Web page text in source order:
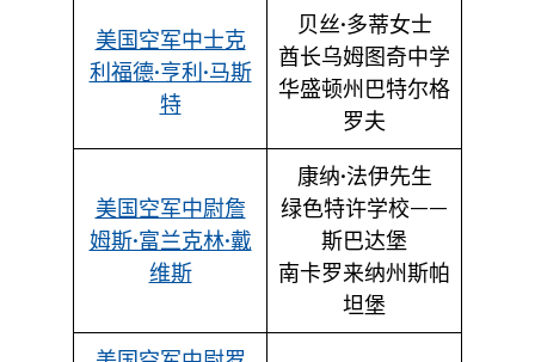
美国空军中士克
利福德·亨利·马斯
特
贝丝·多蒂女士
酋长乌姆图奇中学
华盛顿州巴特尔格
罗夫
美国空军中尉詹
姆斯·富兰克林·戴
维斯
康纳·法伊先生
绿色特许学校——
斯巴达堡
南卡罗来纳州斯帕
坦堡